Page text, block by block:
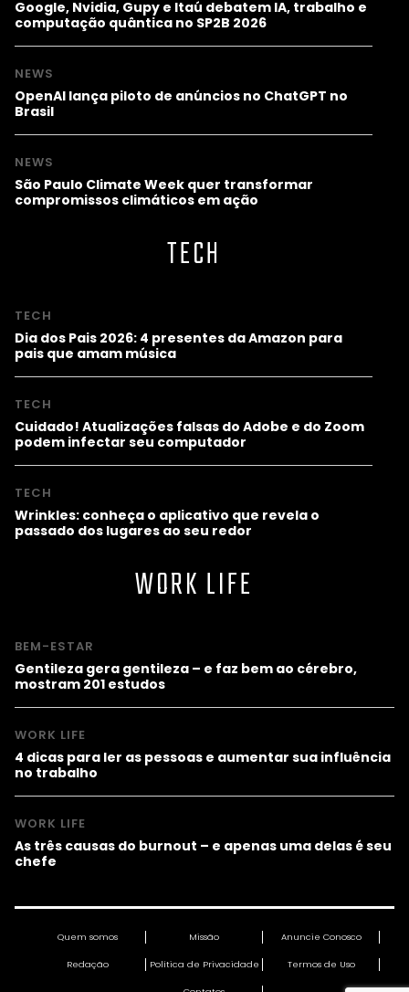
Google, Nvidia, Gupy e Itaú debatem IA, trabalho e
computação quântica no SP2B 2026
NEWS
OpenAI lança piloto de anúncios no ChatGPT no
Brasil
NEWS
São Paulo Climate Week quer transformar
compromissos climáticos em ação
TECH
TECH
Dia dos Pais 2026: 4 presentes da Amazon para
pais que amam música
TECH
Cuidado! Atualizações falsas do Adobe e do Zoom
podem infectar seu computador
TECH
Wrinkles: conheça o aplicativo que revela o
passado dos lugares ao seu redor
WORK LIFE
BEM-ESTAR
Gentileza gera gentileza – e faz bem ao cérebro,
mostram 201 estudos
WORK LIFE
4 dicas para ler as pessoas e aumentar sua influência
no trabalho
WORK LIFE
As três causas do burnout – e apenas uma delas é seu
chefe
Quem somos Missão Anuncie Conosco
Redação Política de Privacidade Termos de Uso